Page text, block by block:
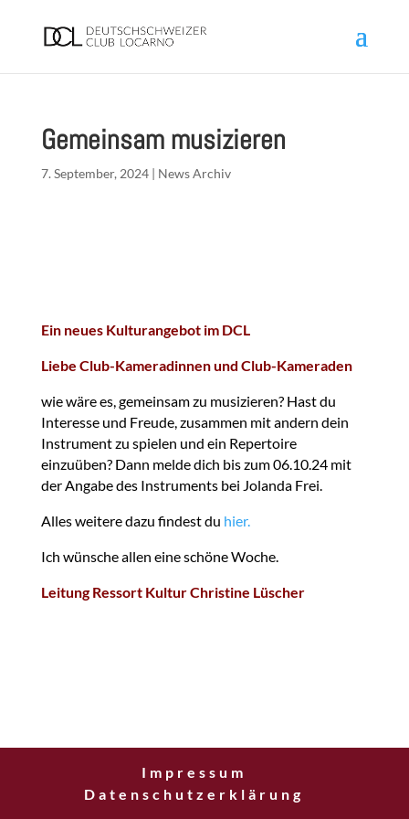
Gemeinsam musizieren
7. September, 2024| News Archiv
Ein neues Kulturangebot im DCL
Liebe Club-Kameradinnen und Club-Kameraden
wie wäre es, gemeinsam zu musizieren? Hast du
Interesse und Freude, zusammen mit andern dein
Instrument zu spielen und ein Repertoire
einzuüben? Dann melde dich bis zum 06.10.24 mit
der Angabe des Instruments bei Jolanda Frei.
Alles weitere dazu findest du hier.
Ich wünsche allen eine schöne Woche.
Leitung Ressort Kultur Christine Lüscher
Impressum
Datenschutzerklärung